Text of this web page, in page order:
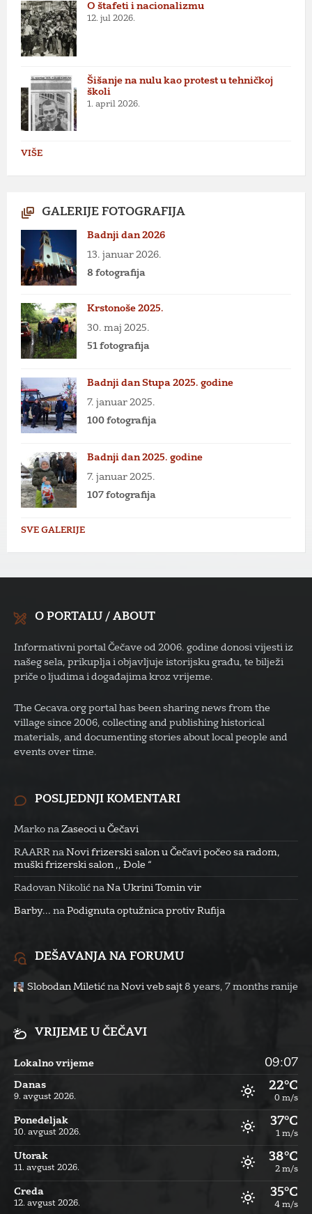
O štafeti i nacionalizmu
12. jul 2026.
Šišanje na nulu kao protest u tehničkoj
školi
1. april 2026.
VIŠE
GALERIJE FOTOGRAFIJA
Badnji dan 2026
13. januar 2026.
8 fotografija
Krstonoše 2025.
30. maj 2025.
51 fotografija
Badnji dan Stupa 2025. godine
7. januar 2025.
100 fotografija
Badnji dan 2025. godine
7. januar 2025.
107 fotografija
SVE GALERIJE
O PORTALU / ABOUT
Informativni portal Čečave od 2006. godine donosi vijesti iz
našeg sela, prikuplja i objavljuje istorijsku građu, te bilježi
priče o ljudima i događajima kroz vrijeme.
The Cecava.org portal has been sharing news from the
village since 2006, collecting and publishing historical
materials, and documenting stories about local people and
events over time.
POSLJEDNJI KOMENTARI
Marko na Zaseoci u Čečavi
RAARR na Novi frizerski salon u Čečavi počeo sa radom,
muški frizerski salon ,, Đole “
Radovan Nikolić na Na Ukrini Tomin vir
Barby... na Podignuta optužnica protiv Rufija
DEŠAVANJA NA FORUMU
Slobodan Miletić na Novi veb sajt 8 years, 7 months ranije
VRIJEME U ČEČAVI
Lokalno vrijeme 09:07
Danas
9. avgust 2026.
22°C
0 m/s
Ponedeljak
10. avgust 2026.
37°C
1 m/s
Utorak
11. avgust 2026.
38°C
2 m/s
Creda
12. avgust 2026.
35°C
4 m/s